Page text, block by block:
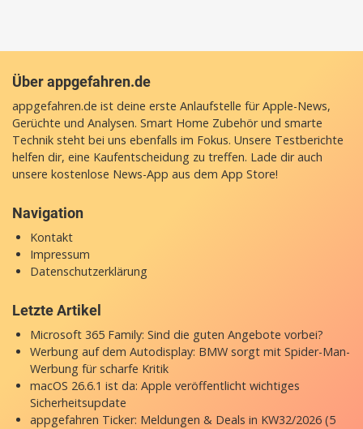
Über appgefahren.de
appgefahren.de ist deine erste Anlaufstelle für Apple-News,
Gerüchte und Analysen. Smart Home Zubehör und smarte
Technik steht bei uns ebenfalls im Fokus. Unsere Testberichte
helfen dir, eine Kaufentscheidung zu treffen. Lade dir auch
unsere kostenlose News-App aus dem App Store!
Navigation
Kontakt
Impressum
Datenschutzerklärung
Letzte Artikel
Microsoft 365 Family: Sind die guten Angebote vorbei?
Werbung auf dem Autodisplay: BMW sorgt mit Spider-Man-
Werbung für scharfe Kritik
macOS 26.6.1 ist da: Apple veröffentlicht wichtiges
Sicherheitsupdate
appgefahren Ticker: Meldungen & Deals in KW32/2026 (5